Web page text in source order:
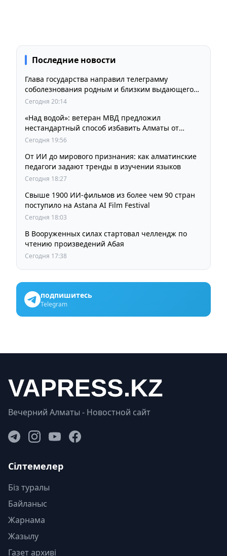
Последние новости
Глава государства направил телеграмму
соболезнования родным и близким выдающегося
кинорежиссера Ардака Амиркулова
Сегодня 20:14
«Над водой»: ветеран МВД предложил
нестандартный способ избавить Алматы от
пробок и смога
Сегодня 19:56
От ИИ до мирового признания: как алматинские
педагоги задают тренды в изучении языков
Сегодня 18:27
Свыше 1900 ИИ-фильмов из более чем 90 стран
поступило на Astana AI Film Festival
Сегодня 18:03
В Вооруженных силах стартовал челлендж по
чтению произведений Абая
Сегодня 17:38
подпишитесь
Telegram
Вечерний Алматы - Новостной сайт
Сілтемелер
Біз туралы
Байланыс
Жарнама
Жазылу
Газет архиві